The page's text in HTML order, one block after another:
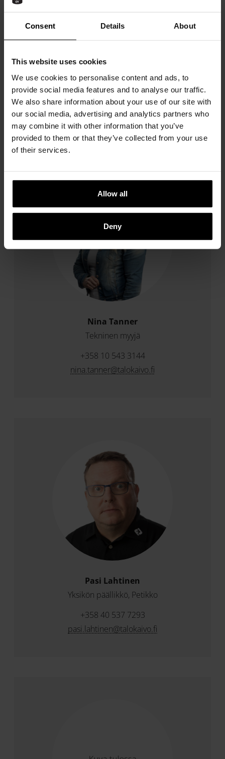
Consent Details About
This website uses cookies
We use cookies to personalise content and ads, to
provide social media features and to analyse our traffic.
We also share information about your use of our site with
our social media, advertising and analytics partners who
may combine it with other information that you’ve
provided to them or that they’ve collected from your use
of their services.
Allow all
Deny
Eelis Komulainen
Tekninen myyjä
+358 40 029 0816
eelis.komulainen@talokaivo.fi
Nina Tanner
Tekninen myyjä
+358 10 543 3144
nina.tanner@talokaivo.fi
Pasi Lahtinen
Yksikön päällikkö, Petikko
+358 40 537 7293
pasi.lahtinen@talokaivo.fi